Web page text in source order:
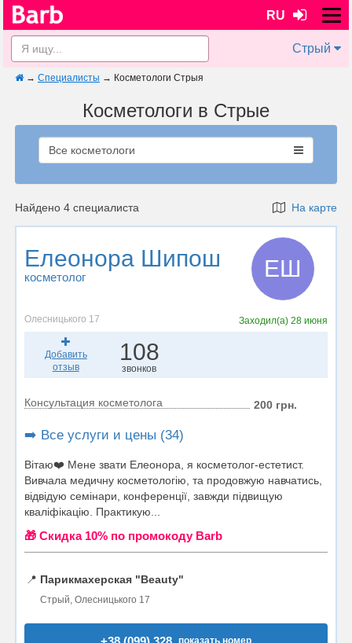
RU
Стрый
→ Специалисты → Косметологи Стрыя
Косметологи в Стрые
Все косметологи
Найдено 4 специалиста На карте
Елеонора Шипош
косметолог ЕШ
Олесницького 17 Заходил(а) 28 июня
Добавить
отзыв
108
звонков
Консультация косметолога 200 грн.
➡️ Все услуги и цены (34)
Вітаю❤️ Мене звати Елеонора, я косметолог-естетист.
Вивчала медичну косметологію, та продовжую навчатись,
відвідую семінари, конференції, завжди підвищую
кваліфікацію. Практикую...
🎁 Cкидка 10% по промокоду Barb
📍 Парикмахерская "Beauty"
Стрый, Олесницького 17
показать номер